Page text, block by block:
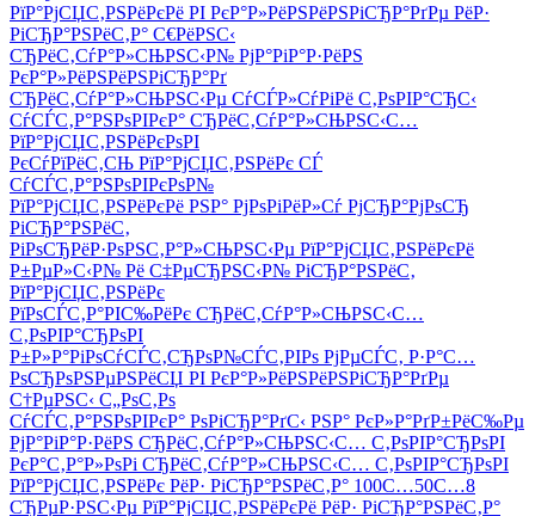
РїР°РјСЏС‚РЅРёРєРё РІ РєР°Р»РёРЅРёРЅРіСЂР°РґРµ РёР·
РіСЂР°РЅРёС‚Р° С€РёРЅС‹
СЂРёС‚СѓР°Р»СЊРЅС‹Р№ РјР°РіР°Р·РёРЅ
РєР°Р»РёРЅРёРЅРіСЂР°Рґ
СЂРёС‚СѓР°Р»СЊРЅС‹Рµ СѓСЃР»СѓРіРё С‚РѕРІР°СЂС‹
СѓСЃС‚Р°РЅРѕРІРєР° СЂРёС‚СѓР°Р»СЊРЅС‹С…
РїР°РјСЏС‚РЅРёРєРѕРІ
РєСѓРїРёС‚СЊ РїР°РјСЏС‚РЅРёРє СЃ
СѓСЃС‚Р°РЅРѕРІРєРѕР№
РїР°РјСЏС‚РЅРёРєРё РЅР° РјРѕРіРёР»Сѓ РјСЂР°РјРѕСЂ
РіСЂР°РЅРёС‚
РіРѕСЂРёР·РѕРЅС‚Р°Р»СЊРЅС‹Рµ РїР°РјСЏС‚РЅРёРєРё
Р±РµР»С‹Р№ Рё С‡РµСЂРЅС‹Р№ РіСЂР°РЅРёС‚
РїР°РјСЏС‚РЅРёРє
РїРѕСЃС‚Р°РІС‰РёРє СЂРёС‚СѓР°Р»СЊРЅС‹С…
С‚РѕРІР°СЂРѕРІ
Р±Р»Р°РіРѕСѓСЃС‚СЂРѕР№СЃС‚РІРѕ РјРµСЃС‚ Р·Р°С…
РѕСЂРѕРЅРµРЅРёСЏ РІ РєР°Р»РёРЅРёРЅРіСЂР°РґРµ
С†РµРЅС‹ С„РѕС‚Рѕ
СѓСЃС‚Р°РЅРѕРІРєР° РѕРіСЂР°РґС‹ РЅР° РєР»Р°РґР±РёС‰Рµ
РјР°РіР°Р·РёРЅ СЂРёС‚СѓР°Р»СЊРЅС‹С… С‚РѕРІР°СЂРѕРІ
РєР°С‚Р°Р»РѕРі СЂРёС‚СѓР°Р»СЊРЅС‹С… С‚РѕРІР°СЂРѕРІ
РїР°РјСЏС‚РЅРёРє РёР· РіСЂР°РЅРёС‚Р° 100С…50С…8
СЂРµР·РЅС‹Рµ РїР°РјСЏС‚РЅРёРєРё РёР· РіСЂР°РЅРёС‚Р°